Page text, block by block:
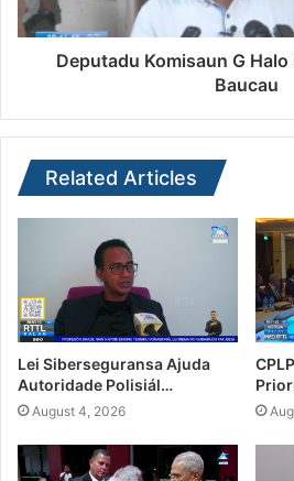
Deputadu Komisaun G
Baucau
Related Articles
Lei Siberseguransa Ajuda
Autoridade Polisiál…
August 4, 2026